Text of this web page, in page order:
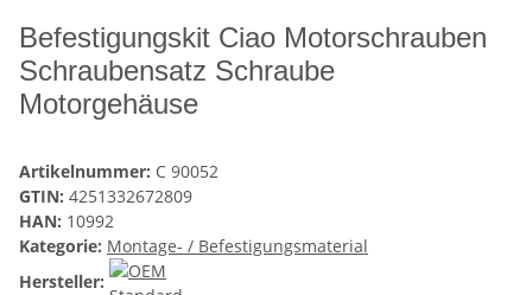
Befestigungskit Ciao Motorschrauben
Schraubensatz Schraube
Motorgehäuse
Artikelnummer: C 90052
GTIN: 4251332672809
HAN: 10992
Kategorie: Montage- / Befestigungsmaterial
Hersteller: